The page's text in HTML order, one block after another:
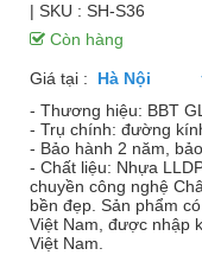
| SKU : SH-S36
Còn hàng
Giá tại :
- Thương hiệu: BBT
- Trụ chính: đường
- Bảo hành 2 năm,
- Chất liệu: Nhựa
chuyền công nghệ
bền đẹp. Sản phẩm
Việt Nam, được nhập
Việt Nam.